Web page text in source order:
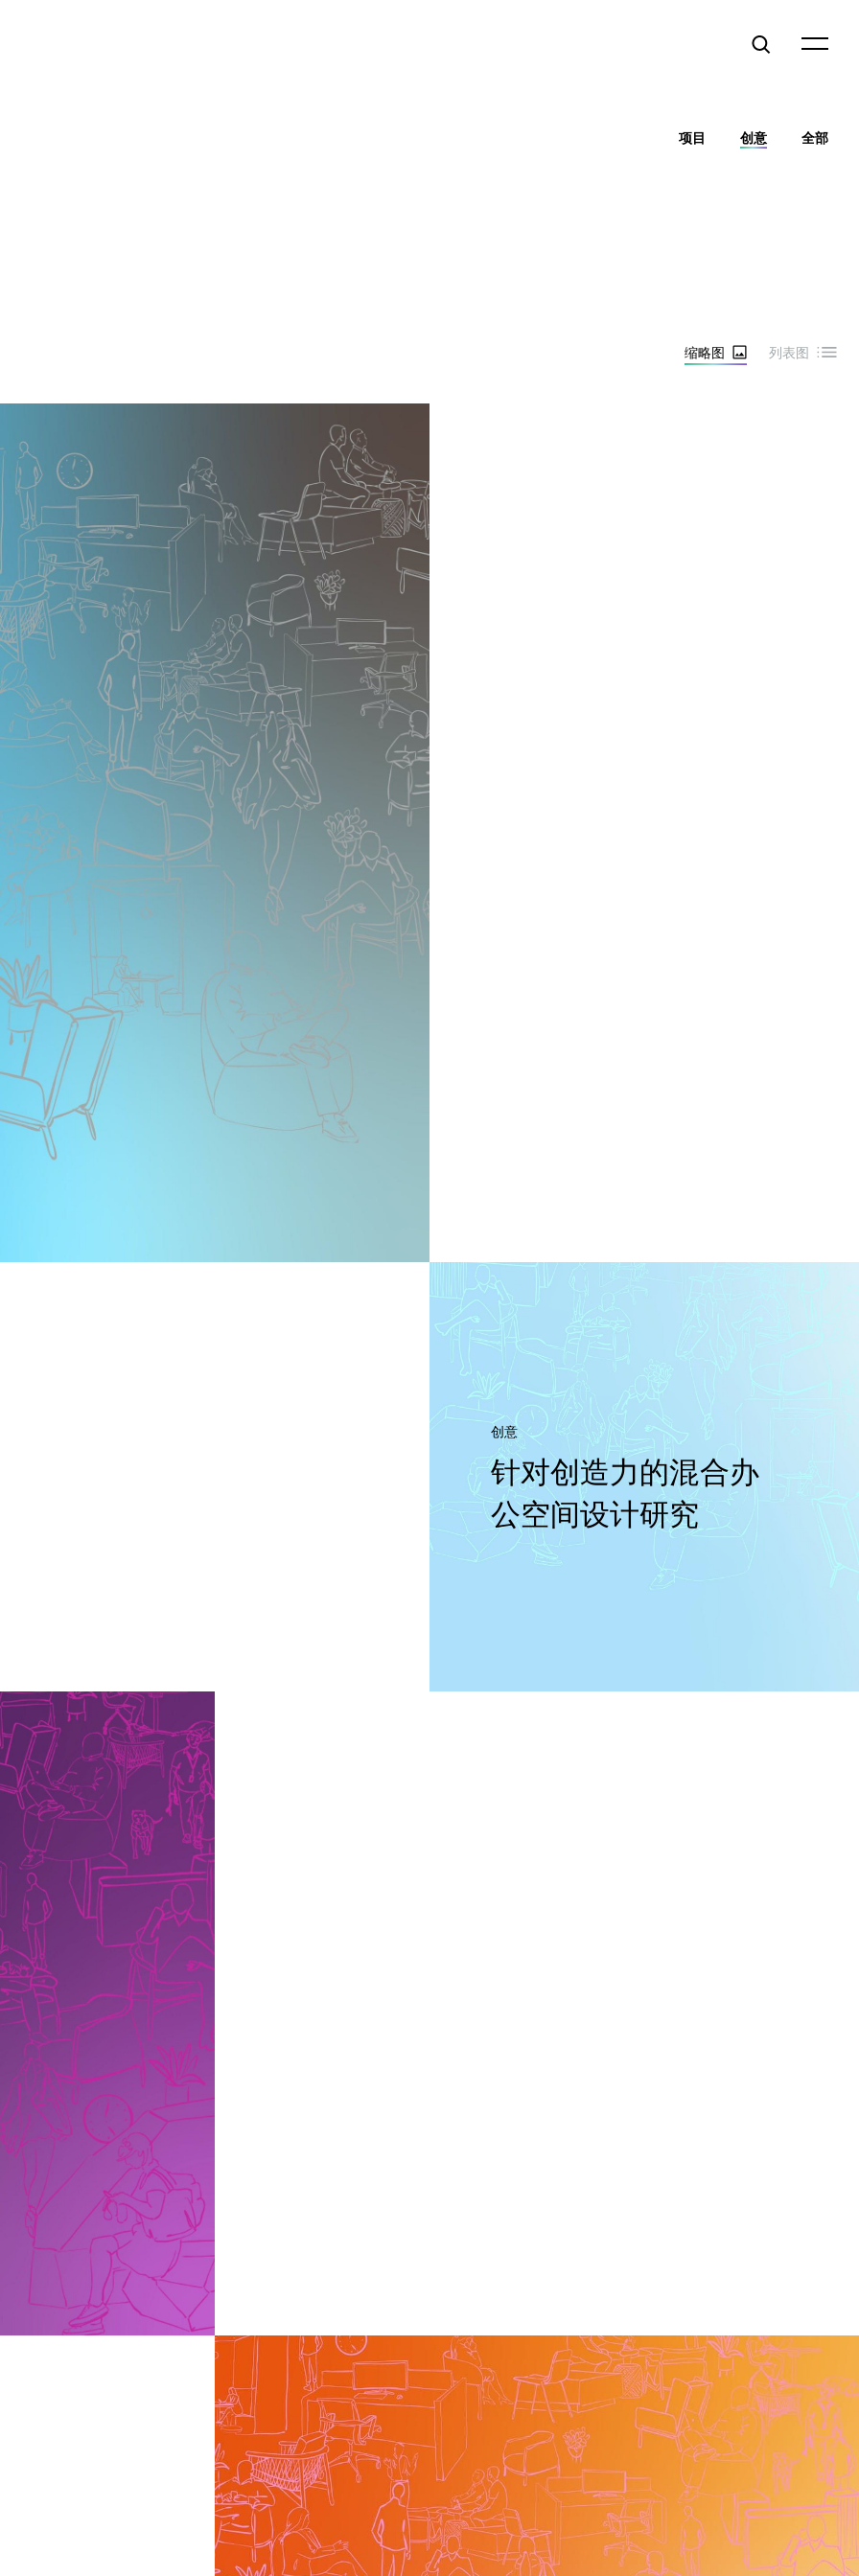
项目 创意 全部
缩略图 列表图
创意
针对创造力的混合办
公空间设计研究